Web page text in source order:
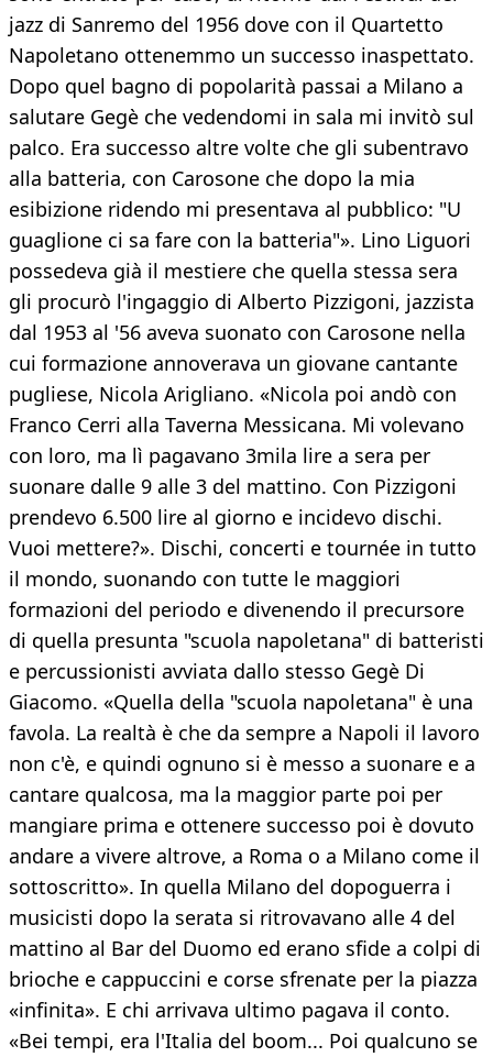
jazz di Sanremo del 1956 dove con il Quartetto
Napoletano ottenemmo un successo inaspettato.
Dopo quel bagno di popolarità passai a Milano a
salutare Gegè che vedendomi in sala mi invitò sul
palco. Era successo altre volte che gli subentravo
alla batteria, con Carosone che dopo la mia
esibizione ridendo mi presentava al pubblico: "U
guaglione ci sa fare con la batteria"». Lino Liguori
possedeva già il mestiere che quella stessa sera
gli procurò l'ingaggio di Alberto Pizzigoni, jazzista
dal 1953 al '56 aveva suonato con Carosone nella
cui formazione annoverava un giovane cantante
pugliese, Nicola Arigliano. «Nicola poi andò con
Franco Cerri alla Taverna Messicana. Mi volevano
con loro, ma lì pagavano 3mila lire a sera per
suonare dalle 9 alle 3 del mattino. Con Pizzigoni
prendevo 6.500 lire al giorno e incidevo dischi.
Vuoi mettere?». Dischi, concerti e tournée in tutto
il mondo, suonando con tutte le maggiori
formazioni del periodo e divenendo il precursore
di quella presunta "scuola napoletana" di batteristi
e percussionisti avviata dallo stesso Gegè Di
Giacomo. «Quella della "scuola napoletana" è una
favola. La realtà è che da sempre a Napoli il lavoro
non c'è, e quindi ognuno si è messo a suonare e a
cantare qualcosa, ma la maggior parte poi per
mangiare prima e ottenere successo poi è dovuto
andare a vivere altrove, a Roma o a Milano come il
sottoscritto». In quella Milano del dopoguerra i
musicisti dopo la serata si ritrovavano alle 4 del
mattino al Bar del Duomo ed erano sfide a colpi di
brioche e cappuccini e corse sfrenate per la piazza
«infinita». E chi arrivava ultimo pagava il conto.
«Bei tempi, era l'Italia del boom... Poi qualcuno se